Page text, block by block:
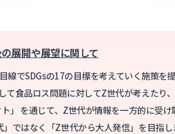
展開や展望に関して
線でSDGsの17の目標を考えていく施策
て食品ロス問題に対してZ世代が考えたり
」 を通じて、Z世代が情報を一方的に受
ではなく「Z世代から大人発信」を目指し